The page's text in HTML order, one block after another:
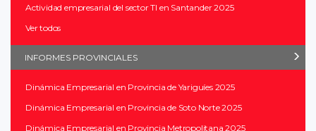
Actividad empresarial del sector TI en Santander 2025
Ver todos
INFORMES PROVINCIALES
Dinámica Empresarial en Provincia de Yariguíes 2025
Dinámica Empresarial en Provincia de Soto Norte 2025
Dinámica Empresarial en Provincia Metropolitana 2025